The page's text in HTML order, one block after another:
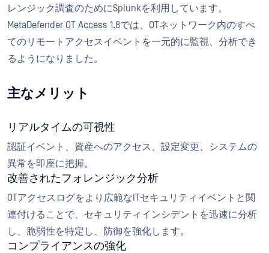
レンジック調査のためにSplunkを利用しています。
MetaDefender OT Access 1.8では、OTネットワーク内のすべ
てのリモートアクセスイベントを一元的に監視、分析でき
るようになりました。
主なメリット
リアルタイムの可視性
認証イベント、資産へのアクセス、設定変更、システムの
異常を即座に把握。
改善されたフォレンジック分析
OTアクセスログをより広範なITセキュリティイベントと関
連付けることで、セキュリティインシデントを迅速に分析
し、脆弱性を特定し、防御を強化します。
コンプライアンスの強化